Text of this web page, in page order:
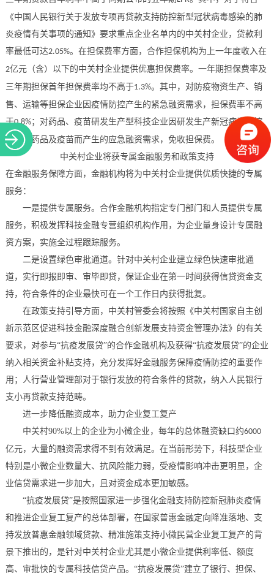
《中国人民银行关于发放专项再贷款支持防控新型冠状病毒感染的肺
炎疫情有关事项的通知》要求重点企业名单内的中关村企业，贷款利
率最低可达2.05%。在担保费率方面，合作担保机构为上一年度收入在
2亿元（含）以下的中关村企业提供优惠担保费率。一年期担保费率及
三年期担保首年担保费率均不高于1.3%。其中，对防疫物资生产、销
售、运输等担保企业因疫情防控产生的紧急融资需求，担保费率不高
于0.8%；对药品、疫苗研发生产型科技企业因研发生产新冠病毒防控
和治疗药品及疫苗而产生的应急融资需求，免收担保费。
中关村企业将获专属金融服务和政策支持
在金融服务保障方面，金融机构将为中关村企业提供优质快捷的专属
服务：
一是提供专属服务。 合作金融机构指定专门部门和人员提供专属
服务，积极发挥科技金融专营组织机构作用，为企业量身设计专属融
资方案，实施全过程跟踪服务。
二是设置绿色审批通道。 针对中关村企业建立绿色快速审批通
道，实行即报即审、审毕即贷，保证企业在第一时间获得信贷资金支
持，符合条件的企业最快可在一个工作日内获得批复。
在政策支持引导方面，中关村管委会将按照《中关村国家自主创
新示范区促进科技金融深度融合创新发展支持资金管理办法》的有关
要求，对参与“抗疫发展贷”的合作金融机构及获得“抗疫发展贷”的企业
纳入相关资金补贴支持，充分发挥好金融服务保障疫情防控的重要作
用；人行营业管理部对于银行发放的符合条件的贷款，纳入人民银行
支小再贷款支持范畴。
进一步降低融资成本，助力企业复工复产
中关村90%以上的企业为小微企业，每年的总体融资缺口约6000
亿元，大量的融资需求得不到有效满足。在当前形势下，科技型企业
特别是小微企业数量大、抗风险能力弱，受疫情影响冲击更明显，企
业信贷需求进一步加大，且对资金成本更加敏感。
“抗疫发展贷”是按照国家进一步强化金融支持防控新冠肺炎疫情
和推进企业复工复产的总体部署，在国家普惠金融定向降准落地、支
持发放普惠金融领域贷款、精准施策支持小微民营企业复工复产的背
景下推出的，是针对中关村企业尤其是小微企业提供利率低、额度
高、审批快的专属科技信贷产品。“抗疫发展贷”建立了银行、担保、